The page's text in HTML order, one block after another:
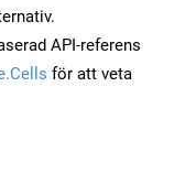
API-referens
för att veta